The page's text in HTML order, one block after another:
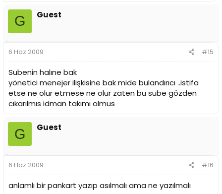
G Guest
6 Haz 2009 #15
Subenin halıne bak
yönetici menejer ilişkisine bak mide bulandırıcı ..istifa
etse ne olur etmese ne olur zaten bu sube gözden
cıkarılmıs idman takımı olmus
G Guest
6 Haz 2009 #16
anlamlı bir pankart yazıp asılmalı ama ne yazılmalı